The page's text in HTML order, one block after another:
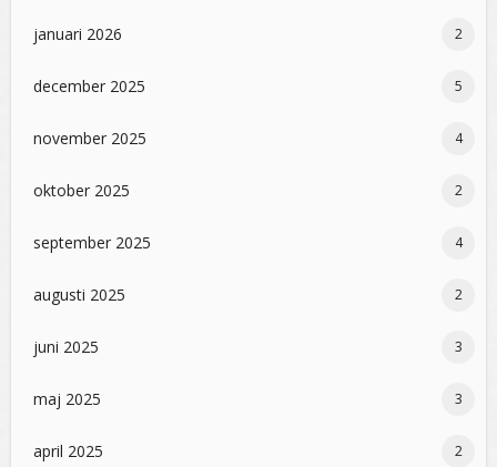
januari 2026 2
december 2025 5
november 2025 4
oktober 2025 2
september 2025 4
augusti 2025 2
juni 2025 3
maj 2025 3
april 2025 2